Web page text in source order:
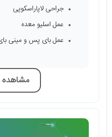
جراحی لاپاراسکوپی
عمل اسلیو معده
عمل بای پس و مینی
مشاهده